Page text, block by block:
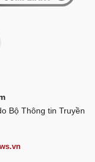
Bộ Thông tin Truyền